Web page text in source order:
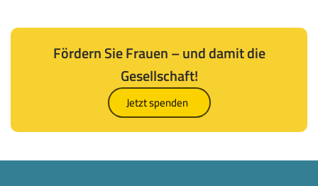
Fördern Sie Frauen – und damit die
Gesellschaft!
Jetzt spenden